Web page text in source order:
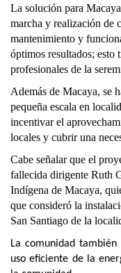
La solución para
marcha y realización de
mantenimiento y
óptimos resultados; esto
profesionales de la
Además de Macaya, se
pequeña escala en
incentivar el
locales y cubrir una
Cabe señalar que el
fallecida dirigente Ruth
Indígena de Macaya,
que consideró la
San Santiago de la
La comunidad
uso eficiente de la